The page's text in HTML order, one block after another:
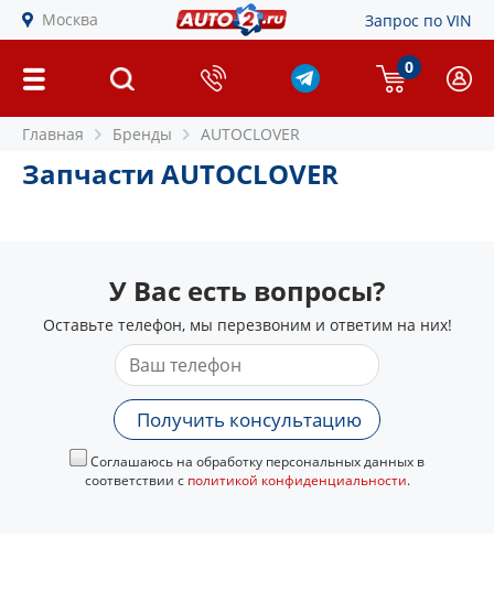
Москва Запрос по VIN
0
Главная Бренды AUTOCLOVER
Запчасти AUTOCLOVER
У Вас есть вопросы?
Оставьте телефон, мы перезвоним и ответим на них!
Получить консультацию
Соглашаюсь на обработку персональных данных в
соответствии с политикой конфиденциальности.